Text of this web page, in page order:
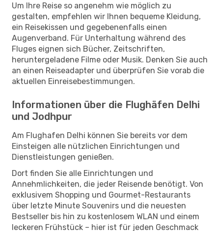
Um Ihre Reise so angenehm wie möglich zu
gestalten, empfehlen wir Ihnen bequeme Kleidung,
ein Reisekissen und gegebenenfalls einen
Augenverband. Für Unterhaltung während des
Fluges eignen sich Bücher, Zeitschriften,
heruntergeladene Filme oder Musik. Denken Sie auch
an einen Reiseadapter und überprüfen Sie vorab die
aktuellen Einreisebestimmungen.
Informationen über die Flughäfen Delhi
und Jodhpur
Am Flughafen Delhi können Sie bereits vor dem
Einsteigen alle nützlichen Einrichtungen und
Dienstleistungen genießen.
Dort finden Sie alle Einrichtungen und
Annehmlichkeiten, die jeder Reisende benötigt. Von
exklusivem Shopping und Gourmet-Restaurants
über letzte Minute Souvenirs und die neuesten
Bestseller bis hin zu kostenlosem WLAN und einem
leckeren Frühstück – hier ist für jeden Geschmack